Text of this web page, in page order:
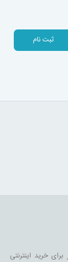
ثبت نام
خرید اینترنتی